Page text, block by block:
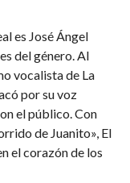
es José Ángel
del género. Al
vocalista de La
por su voz
el público. Con
de Juanito», El
el corazón de los